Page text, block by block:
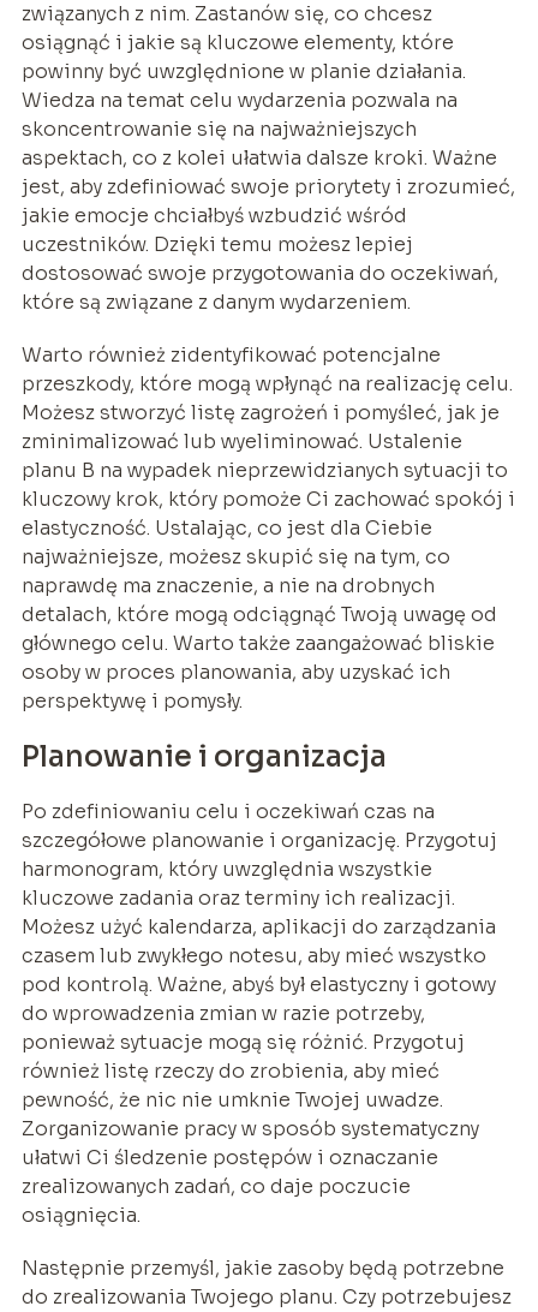
związanych z nim. Zastanów się, co chcesz
osiągnąć i jakie są kluczowe elementy, które
powinny być uwzględnione w planie działania.
Wiedza na temat celu wydarzenia pozwala na
skoncentrowanie się na najważniejszych
aspektach, co z kolei ułatwia dalsze kroki. Ważne
jest, aby zdefiniować swoje priorytety i zrozumieć,
jakie emocje chciałbyś wzbudzić wśród
uczestników. Dzięki temu możesz lepiej
dostosować swoje przygotowania do oczekiwań,
które są związane z danym wydarzeniem.
Warto również zidentyfikować potencjalne
przeszkody, które mogą wpłynąć na realizację celu.
Możesz stworzyć listę zagrożeń i pomyśleć, jak je
zminimalizować lub wyeliminować. Ustalenie
planu B na wypadek nieprzewidzianych sytuacji to
kluczowy krok, który pomoże Ci zachować spokój i
elastyczność. Ustalając, co jest dla Ciebie
najważniejsze, możesz skupić się na tym, co
naprawdę ma znaczenie, a nie na drobnych
detalach, które mogą odciągnąć Twoją uwagę od
głównego celu. Warto także zaangażować bliskie
osoby w proces planowania, aby uzyskać ich
perspektywę i pomysły.
Planowanie i organizacja
Po zdefiniowaniu celu i oczekiwań czas na
szczegółowe planowanie i organizację. Przygotuj
harmonogram, który uwzględnia wszystkie
kluczowe zadania oraz terminy ich realizacji.
Możesz użyć kalendarza, aplikacji do zarządzania
czasem lub zwykłego notesu, aby mieć wszystko
pod kontrolą. Ważne, abyś był elastyczny i gotowy
do wprowadzenia zmian w razie potrzeby,
ponieważ sytuacje mogą się różnić. Przygotuj
również listę rzeczy do zrobienia, aby mieć
pewność, że nic nie umknie Twojej uwadze.
Zorganizowanie pracy w sposób systematyczny
ułatwi Ci śledzenie postępów i oznaczanie
zrealizowanych zadań, co daje poczucie
osiągnięcia.
Następnie przemyśl, jakie zasoby będą potrzebne
do zrealizowania Twojego planu. Czy potrzebujesz